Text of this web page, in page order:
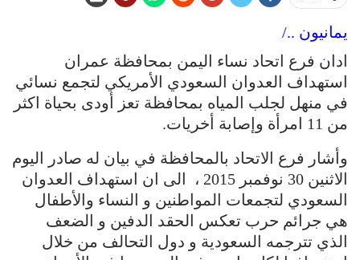
يمانيون ../
ادان فرع اتحاد نساء اليمن بمحافظة عمران
استهداف العدوان السعودي الأمريكي لتجمع نسائي
في منهل لجلب المياه بمحافظة تعز أودى بحياة اكثر
من 11 امرأة وإصابة أخريات.
وأشار فرع الاتحاد بالمحافظة في بيان له صادر اليوم
الاثنين 30 نوفمبر 2015 ، الى ان استهداف العدوان
السعودي لتجمعات المواطنين و النساء والأطفال
هي جرائم حرب تعكس الحقد الدفين و الضعف
الذي تترجمه السعودية و دول التحالف من خلال